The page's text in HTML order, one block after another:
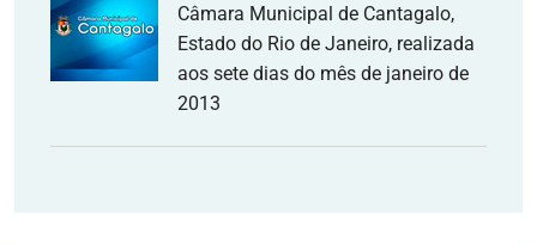
Câmara Municipal de Cantagalo,
Estado do Rio de Janeiro, realizada
aos sete dias do mês de janeiro de
2013